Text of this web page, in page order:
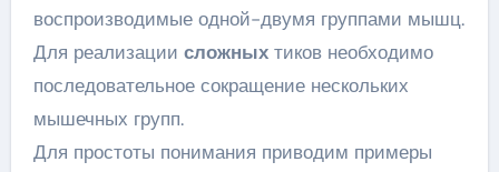
воспроизводимые одной-двумя группами мышц.
Для реализации сложныхтиков необходимо
последовательное сокращение нескольких
мышечных групп.
Для простоты понимания приводим примеры